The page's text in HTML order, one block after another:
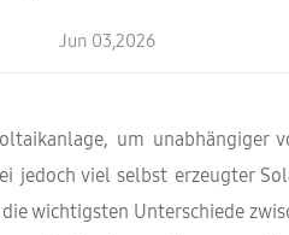
Jun 03,2026
um
jedoch viel selbst erzeugter
wichtigsten Unterschiede